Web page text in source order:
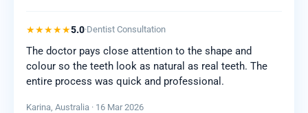
★★★★★5.0·Dentist Consultation
The doctor pays close attention to the shape and
colour so the teeth look as natural as real teeth. The
entire process was quick and professional.
Karina, Australia · 16 Mar 2026